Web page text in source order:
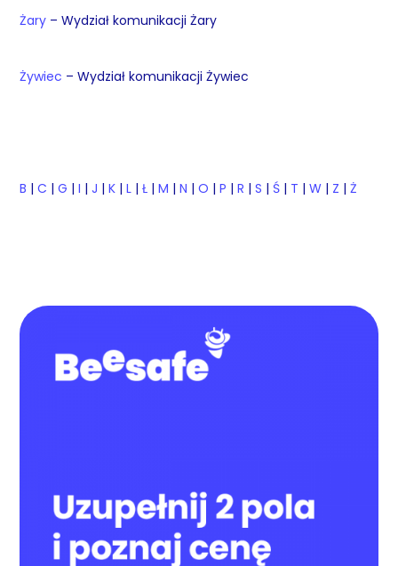
Żary – Wydział komunikacji Żary
Żywiec – Wydział komunikacji Żywiec
B |C |G |I |J |K |L |Ł |M |N |O |P |R |S | Ś | T |W | Z |Ż